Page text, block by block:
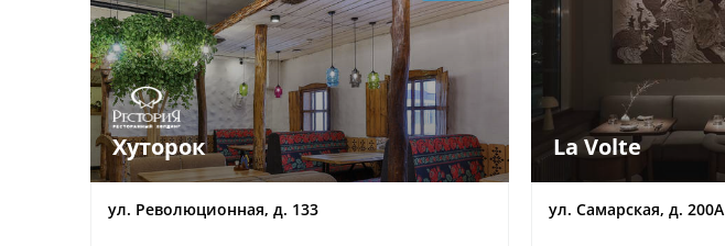
Хуторок
ул. Революционная, д. 133
La Volte
ул. Самарская, д. 200А